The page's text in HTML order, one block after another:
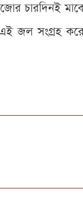
চারদিনই
জল সংগ্রহ